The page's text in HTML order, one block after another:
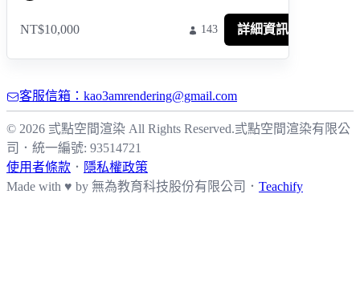
NT$10,000 143 詳細資訊
客服信箱：kao3amrendering@gmail.com
© 2026 弎點空間渲染 All Rights Reserved.弎點空間渲染有限公
司
． 統一編號: 93514721
使用者條款 ． 隱私權政策
Made with ♥ by 無為教育科技股份有限公司． Teachify